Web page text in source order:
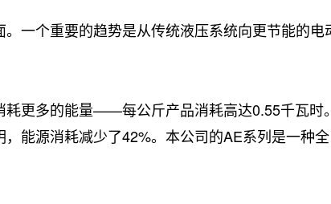
一个重要的趋势是从传统液压系统向更节能的电
更多的能量——每公斤产品消耗高达0.55千瓦
能源消耗减少了42%。本公司的AE系列是一种